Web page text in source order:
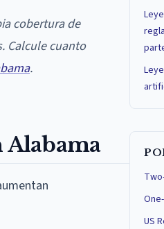
cobertura de
Calcule cuanto
.
Alabama
US